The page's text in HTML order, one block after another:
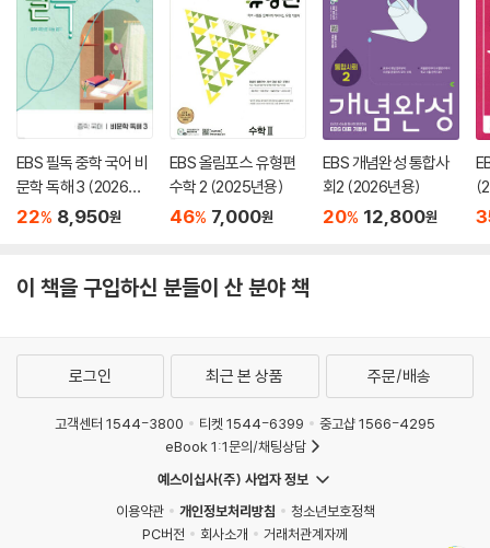
EBS 필독 중학 국어 비
문학 독해 3 (2026년
용)
22% 8,950원
EBS 올림포스 유형편
수학 2 (2025년용)
46% 7,000원
EBS 개념완성 통합사
회2 (2026년용)
20% 12,800원
이 책을 구입하신 분들이 산 분야 책
로그인 최근 본 상품 주문/배송
고객센터 1544-3800 티켓 1544-6399
중고샵 1566-4295
eBook 1:1문의/채팅상담
예스이십사(주) 사업자 정보
이용약관
개인정보처리방침
청소년보호정책
PC버전
회사소개
거래처관계자께